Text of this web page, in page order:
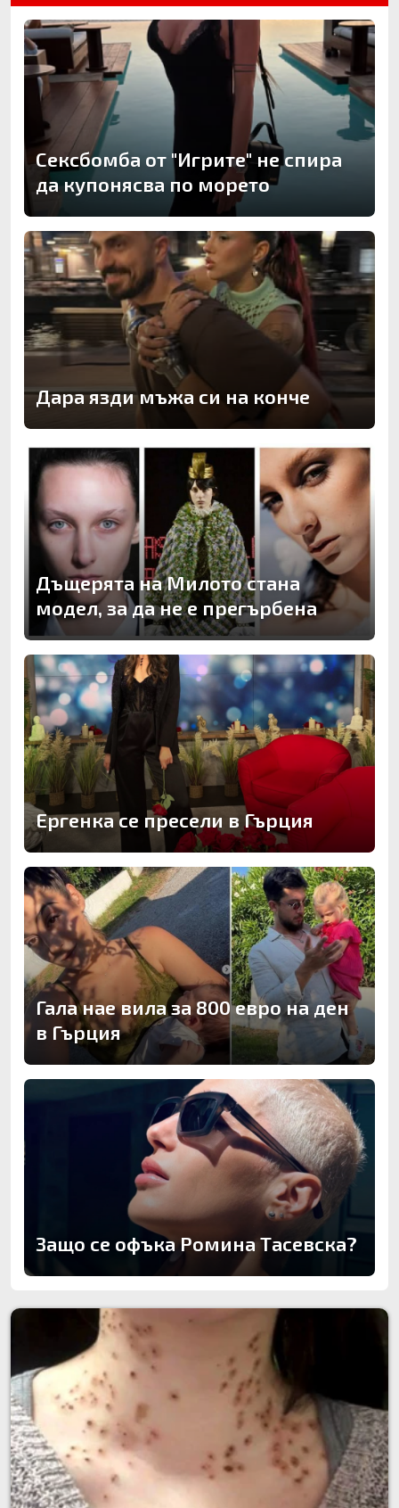
Сексбомба от "Игрите" не спира
да купонясва по морето
Дара язди мъжа си на конче
Дъщерята на Милото стана
модел, за да не е прегърбена
Ергенка се пресели в Гърция
Гала нае вила за 800 евро на ден
в Гърция
Защо се офъка Ромина Тасевска?